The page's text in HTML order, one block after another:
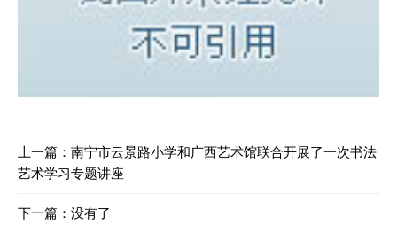
上一篇： 南宁市云景路小学和广西艺术馆联合开展了一次书法
艺术学习专题讲座
下一篇：没有了